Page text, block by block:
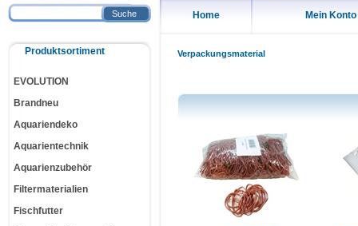
Home Mein Konto
Verpackungsmaterial
Suche
Produktsortiment
EVOLUTION
Brandneu
Aquariendeko
Aquarientechnik
Aquarienzubehör
Filtermaterialien
Fischfutter